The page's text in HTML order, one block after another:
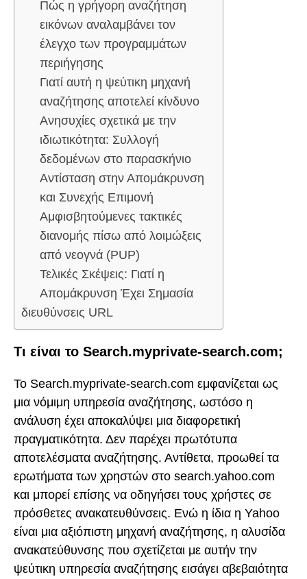
Πώς η γρήγορη αναζήτηση
εικόνων αναλαμβάνει τον
έλεγχο των προγραμμάτων
περιήγησης
Γιατί αυτή η ψεύτικη μηχανή
αναζήτησης αποτελεί κίνδυνο
Ανησυχίες σχετικά με την
ιδιωτικότητα: Συλλογή
δεδομένων στο παρασκήνιο
Αντίσταση στην Απομάκρυνση
και Συνεχής Επιμονή
Αμφισβητούμενες τακτικές
διανομής πίσω από λοιμώξεις
από νεογνά (PUP)
Τελικές Σκέψεις: Γιατί η
Απομάκρυνση Έχει Σημασία
διευθύνσεις URL
Τι είναι το Search.myprivate-search.com;
Το Search.myprivate-search.com εμφανίζεται ως
μια νόμιμη υπηρεσία αναζήτησης, ωστόσο η
ανάλυση έχει αποκαλύψει μια διαφορετική
πραγματικότητα. Δεν παρέχει πρωτότυπα
αποτελέσματα αναζήτησης. Αντίθετα, προωθεί τα
ερωτήματα των χρηστών στο search.yahoo.com
και μπορεί επίσης να οδηγήσει τους χρήστες σε
πρόσθετες ανακατευθύνσεις. Ενώ η ίδια η Yahoo
είναι μια αξιόπιστη μηχανή αναζήτησης, η αλυσίδα
ανακατεύθυνσης που σχετίζεται με αυτήν την
ψεύτικη υπηρεσία αναζήτησης εισάγει αβεβαιότητα